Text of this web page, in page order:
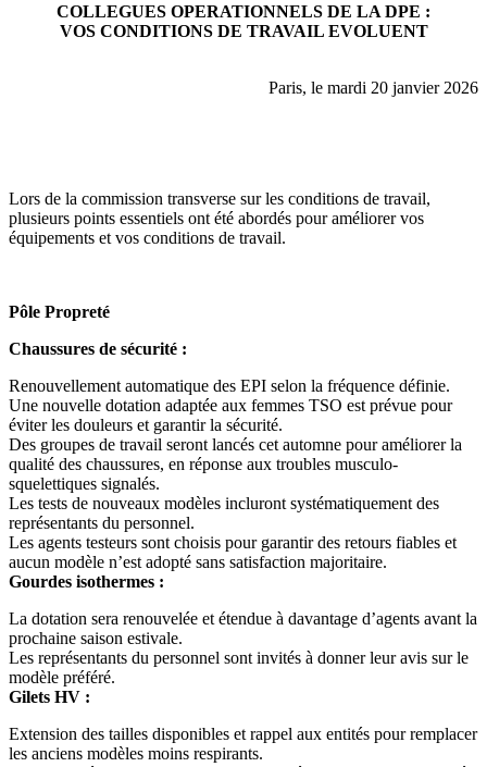
COLLEGUES OPERATIONNELS DE LA DPE :
VOS CONDITIONS DE TRAVAIL EVOLUENT
Paris, le mardi 20 janvier 2026
Lors de la commission transverse sur les conditions de travail,
plusieurs points essentiels ont été abordés pour améliorer vos
équipements et vos conditions de travail.
Pôle Propreté
Chaussures de sécurité :
Renouvellement automatique des EPI selon la fréquence définie.
Une nouvelle dotation adaptée aux femmes TSO est prévue pour
éviter les douleurs et garantir la sécurité.
Des groupes de travail seront lancés cet automne pour améliorer la
qualité des chaussures, en réponse aux troubles musculo-
squelettiques signalés.
Les tests de nouveaux modèles incluront systématiquement des
représentants du personnel.
Les agents testeurs sont choisis pour garantir des retours fiables et
aucun modèle n’est adopté sans satisfaction majoritaire.
Gourdes isothermes :
La dotation sera renouvelée et étendue à davantage d’agents avant la
prochaine saison estivale.
Les représentants du personnel sont invités à donner leur avis sur le
modèle préféré.
Gilets HV :
Extension des tailles disponibles et rappel aux entités pour remplacer
les anciens modèles moins respirants.